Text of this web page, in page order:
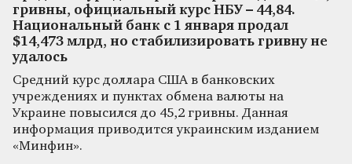
гривны, официальный курс НБУ – 44,84.
Национальный банк с 1 января продал
$14,473 млрд, но стабилизировать гривну не
удалось
Средний курс доллара США в банковских
учреждениях и пунктах обмена валюты на
Украине повысился до 45,2 гривны. Данная
информация приводится украинским изданием
«Минфин».